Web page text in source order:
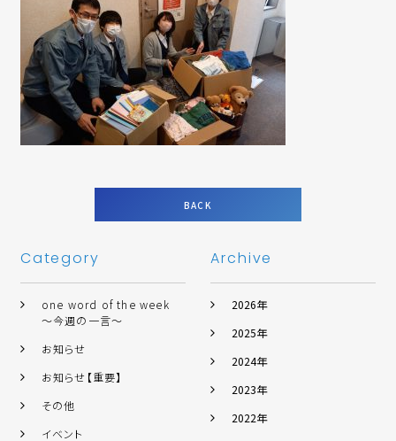
BACK
Category
one word of the week
～今週の一言～
お知らせ
お知らせ【重要】
その他
イベント
Archive
2026年
2025年
2024年
2023年
2022年